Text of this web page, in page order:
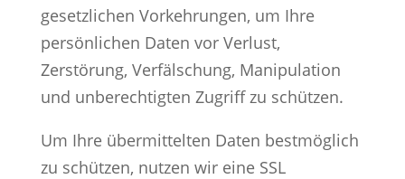
gesetzlichen Vorkehrungen, um Ihre
persönlichen Daten vor Verlust,
Zerstörung, Verfälschung, Manipulation
und unberechtigten Zugriff zu schützen.
Um Ihre übermittelten Daten bestmöglich
zu schützen, nutzen wir eine SSL